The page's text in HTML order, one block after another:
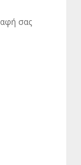
σας